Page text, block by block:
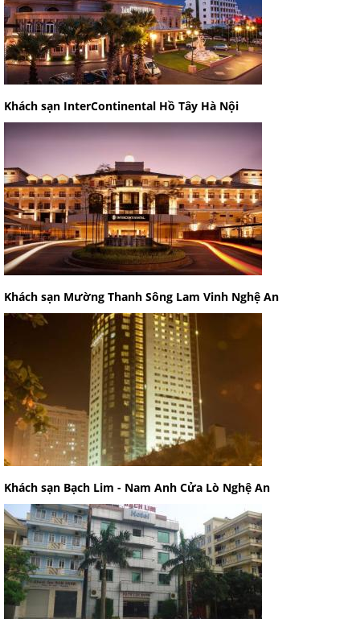
Khách sạn InterContinental Hồ Tây Hà Nội
Khách sạn Mường Thanh Sông Lam Vinh Nghệ An
Khách sạn Bạch Lim - Nam Anh Cửa Lò Nghệ An